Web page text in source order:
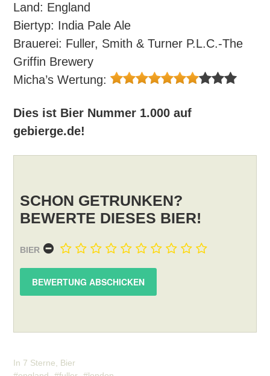
Land: England
Biertyp: India Pale Ale
Brauerei: Fuller, Smith & Turner P.L.C.-The
Griffin Brewery
Micha’s Wertung:
Dies ist Bier Nummer 1.000 auf
gebierge.de!
SCHON GETRUNKEN?
BEWERTE DIESES BIER!
BIER
In 7 Sterne
Bier